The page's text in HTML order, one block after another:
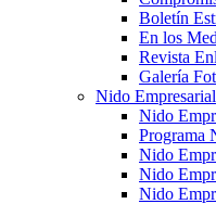
Boletín
En los
Revista
Galería
Nido Empresarial
Nido
Programa
Nido
Nido
Nido